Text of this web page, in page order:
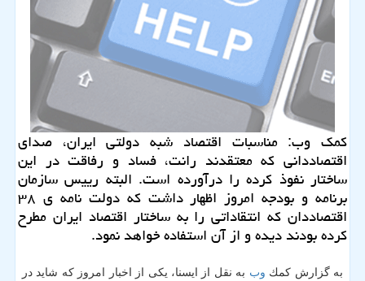
كمك وب: مناسبات اقتصاد شبه دولتی ایران، صدای
اقتصاددانی كه معتقدند رانت، فساد و رفاقت در این
ساختار نفوذ كرده را درآورده است. البته رییس سازمان
برنامه و بودجه امروز اظهار داشت كه دولت نامه ی ۳۸
اقتصاددان كه انتقاداتی را به ساختار اقتصاد ایران مطرح
كرده بودند دیده و از آن استفاده خواهد نمود.
به گزارش كمك وب به نقل از ایسنا، یكی از اخبار امروز كه شاید در